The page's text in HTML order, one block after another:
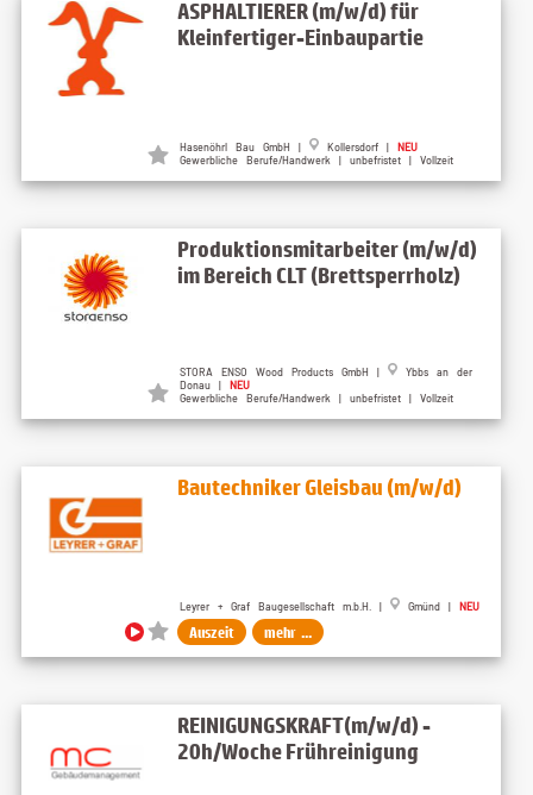
ASPHALTIERER (m/w/d) für
Kleinfertiger-Einbaupartie
Hasenöhrl Bau GmbH | Kollersdorf | NEU
Gewerbliche Berufe/Handwerk | unbefristet | Vollzeit
Produktionsmitarbeiter (m/w/d)
im Bereich CLT (Brettsperrholz)
STORA ENSO Wood Products GmbH |
Ybbs an der
Donau | NEU
Gewerbliche Berufe/Handwerk | unbefristet | Vollzeit
Bautechniker Gleisbau (m/w/d)
Leyrer + Graf Baugesellschaft m.b.H. | Gmünd | NEU
Auszeit mehr ...
REINIGUNGSKRAFT(m/w/d) -
20h/Woche Frühreinigung